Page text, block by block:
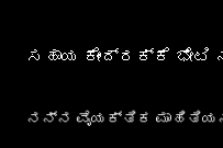
ಸಹಾಯ ಕೇಂದ್ರಕ್ಕೆ ಭೇಟಿ
ನನ್ನ ವೈಯಕ್ತಿಕ